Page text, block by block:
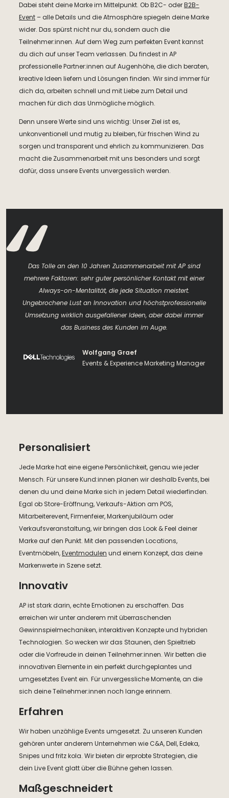
Dabei steht deine Marke im Mittelpunkt. Ob B2C- oderB2B-
Event – alle Details und die Atmosphäre spiegeln deine Marke
wider. Das spürst nicht nur du, sondern auch die
Teilnehmer:innen. Auf dem Weg zum perfekten Event kannst
du dich auf unser Team verlassen. Du findest in AP
professionelle Partner:innen auf Augenhöhe, die dich beraten,
kreative Ideen liefern und Lösungen finden. Wir sind immer für
dich da, arbeiten schnell und mit Liebe zum Detail und
machen für dich das Unmögliche möglich.
Denn unsere Werte sind uns wichtig: Unser Ziel ist es,
unkonventionell und mutig zu bleiben, für frischen Wind zu
sorgen und transparent und ehrlich zu kommunizieren. Das
macht die Zusammenarbeit mit uns besonders und sorgt
dafür, dass unsere Events unvergesslich werden.
Das Tolle an den 10 Jahren Zusammenarbeit mit AP sind
mehrere Faktoren: sehr guter persönlicher Kontakt mit einer
Always-on-Mentalität, die jede Situation meistert.
Ungebrochene Lust an Innovation und höchstprofessionelle
Umsetzung wirklich ausgefallener Ideen, aber dabei immer
das Business des Kunden im Auge.
Wolfgang Graef
Events & Experience Marketing Manager
Personalisiert
Jede Marke hat eine eigene Persönlichkeit, genau wie jeder
Mensch. Für unsere Kund:innen planen wir deshalb Events, bei
denen du und deine Marke sich in jedem Detail wiederfinden.
Egal ob Store-Eröffnung, Verkaufs-Aktion am POS,
Mitarbeiterevent, Firmenfeier, Markenjubiläum oder
Verkaufsveranstaltung, wir bringen das Look & Feel deiner
Marke auf den Punkt. Mit den passenden Locations,
Eventmöbeln,Eventmodulen und einem Konzept, das deine
Markenwerte in Szene setzt.
Innovativ
AP ist stark darin, echte Emotionen zu erschaffen. Das
erreichen wir unter anderem mit überraschenden
Gewinnspielmechaniken, interaktiven Konzepte und hybriden
Technologien. So wecken wir das Staunen, den Spieltrieb
oder die Vorfreude in deinen Teilnehmer:innen. Wir betten die
innovativen Elemente in ein perfekt durchgeplantes und
umgesetztes Event ein. Für unvergessliche Momente, an die
sich deine Teilnehmer:innen noch lange erinnern.
Erfahren
Wir haben unzählige Events umgesetzt. Zu unseren Kunden
gehören unter anderem Unternehmen wie C&A, Dell, Edeka,
Snipes und fritz kola. Wir bieten dir erprobte Strategien, die
dein Live Event glatt über die Bühne gehen lassen.
Maßgeschneidert